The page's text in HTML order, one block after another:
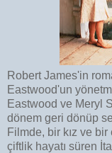
Robert James'in
Eastwood'un
Eastwood ve Meryl
dönem geri dönüp
Filmde, bir kız ve
çiftlik hayatı süren